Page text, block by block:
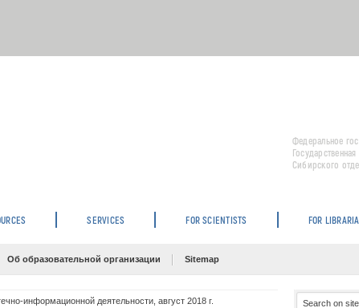
Федеральное
Сибирского
SERVICES FOR SCIENTISTS
FOR
Об образовательной организации Sitemap
информационной деятельности, август 2018 г.